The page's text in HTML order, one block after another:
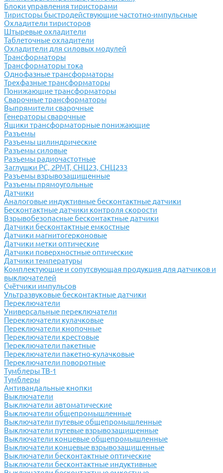
Блоки управления тиристорами
Тиристоры быстродействующие частотно-импульсные
Охладители тиристоров
Штыревые охладители
Таблеточные охладители
Охладители для силовых модулей
Трансформаторы
Трансформаторы тока
Однофазные трансформаторы
Трехфазные трансформаторы
Понижающие трансформаторы
Сварочные трансформаторы
Выпрямители сварочные
Генераторы сварочные
Ящики трансформаторные понижающие
Разъемы
Разъемы цилиндрические
Разъемы силовые
Разъемы радиочастотные
Заглушки РС, 2РМТ, СНЦ23, СНЦ233
Разъемы взрывозащищенные
Разъемы прямоугольные
Датчики
Аналоговые индуктивные бесконтактные датчики
Бесконтактные датчики контроля скорости
Взрывобезопасные бесконтактные датчики
Датчики бесконтактные емкостные
Датчики магнитогерконовые
Датчики метки оптические
Датчики поверхностные оптические
Датчики температуры
Комплектующие и сопутсвующая продукция для датчиков и
выключателей
Счётчики импульсов
Ультразвуковые бесконтактные датчики
Переключатели
Универсальные переключатели
Переключатели кулачковые
Переключатели кнопочные
Переключатели крестовые
Переключатели пакетные
Переключатели пакетно-кулачковые
Переключатели поворотные
Тумблеры ТВ-1
Тумблеры
Антивандальные кнопки
Выключатели
Выключатели автоматические
Выключатели общепромышленные
Выключатели путевые общепромышленные
Выключатели путевые взрывозащищенные
Выключатели концевые общепромышленные
Выключатели концевые взрывозащищенные
Выключатели бесконтактные оптические
Выключатели бесконтактные индуктивные